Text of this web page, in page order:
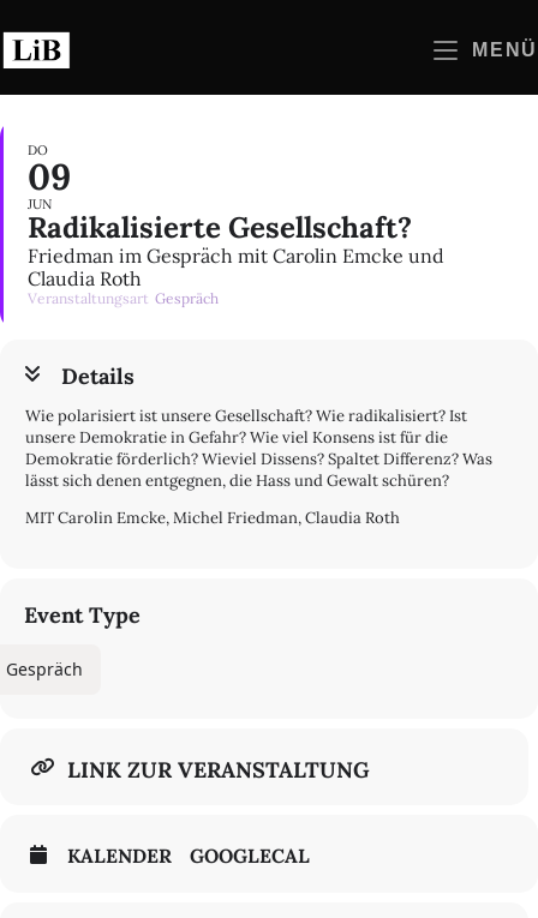
Inhalt
springen
MENÜ
DO
09
JUN
Radikalisierte Gesellschaft?
Friedman im Gespräch mit Carolin Emcke und
Claudia Roth
Veranstaltungsart Gespräch
Details
Wie polarisiert ist unsere Gesellschaft? Wie radikalisiert? Ist
unsere Demokratie in Gefahr? Wie viel Konsens ist für die
Demokratie förderlich? Wieviel Dissens? Spaltet Differenz? Was
lässt sich denen entgegnen, die Hass und Gewalt schüren?
MIT Carolin Emcke, Michel Friedman, Claudia Roth
Event Type
Gespräch
LINK ZUR VERANSTALTUNG
KALENDER GOOGLECAL